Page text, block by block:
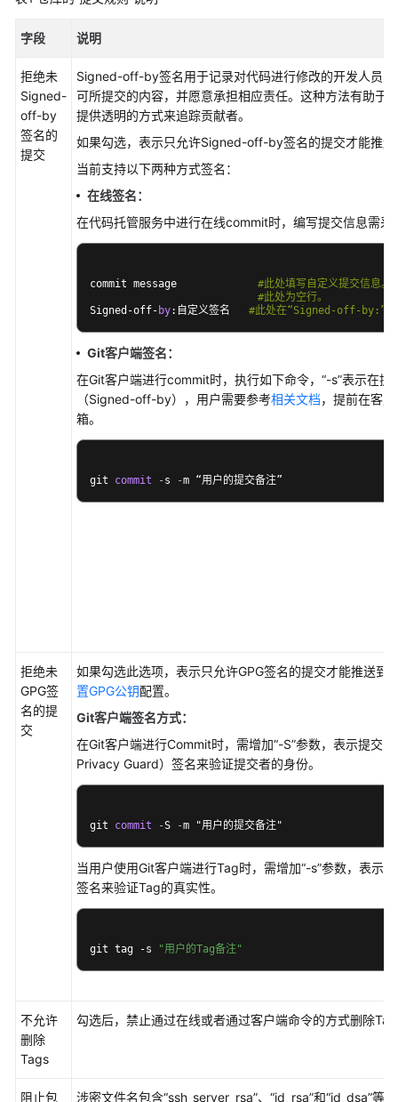
码
托
管
(CodeArts
CodeArts
环
境
和
CodeArts
Repo
项
字段 说明
拒绝未
Signed-
off-by
签名的
提交
Signed-off-by签名用于记录对代码进行修改的开发人员
可所提交的内容，并愿意承担相应责任。这种方法有助于
提供透明的方式来追踪贡献者。
如果勾选，表示只允许Signed-off-by签名的提交才能推送
当前支持以下两种方式签名：
在线签名：
在代码托管服务中进行在线commit时，编写提交信息需采
commit message #此处填写自定义提交信息。
#此处为空行。
Signed-off- by:自定义签名 #此处在“Signed-off-by:”后
Git客户端签名：
在Git客户端进行commit时，执行如下命令， “-s”表示在提
（Signed-off-by），用户需要参考相关文档，提前在客
箱。
git commit - s -m “用户的提交备注”
拒绝未
GPG签
名的提
交
如果勾选此选项，表示只允许GPG签名的提交才能推送到
置GPG公钥配置。
Git客户端签名方式：
在Git客户端进行Commit时，需增加“-S”参数，表示提交
Privacy Guard）签名来验证提交者的身份。
git commit -S -m "用户的提交备注"
当用户使用Git客户端进行Tag时，需增加“-s”参数，表示
签名来验证Tag的真实性。
git tag -s "用户的Tag备注"
不允许
删除
Tags
勾选后，禁止通过在线或者通过客户端命令的方式删除
阻止包
涉密文件名包含“ssh_server_rsa”、 “id_rsa”和“id_dsa”等